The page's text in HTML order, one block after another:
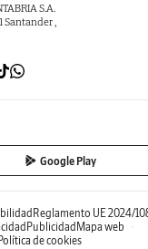
S.A.
Santander ,
Google Play
Reglamento UE 2024/
Publicidad Mapa web
de cookies